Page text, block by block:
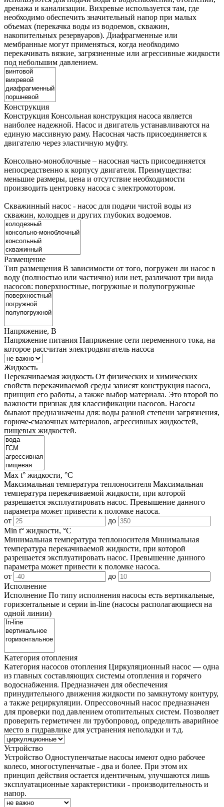
дренажа и канализации. Вихревые используется там, где
необходимо обеспечить значительный напор при малых
объемах (перекачка воды из водоемов, скважин,
накопительных резервуаров). Диафрагменные или
мембранные могут применяться, когда необходимо
перекачивать вязкие, загрязненные или агрессивные жидкости
под небольшим давлением.
Конструкция
Конструкция Консольная конструкция насоса является
наиболее надежной. Насос и двигатель устанавливаются на
единую массивную раму. Насосная часть присоединяется к
двигателю через эластичную муфту.
Консольно-моноблочные – насосная часть присоединяется
непосредственно к корпусу двигателя. Преимущества:
меньшие размеры, цена и отсутствие необходимости
производить центровку насоса с электромотором.
Скважинный насос - насос для подачи чистой воды из
скважин, колодцев и других глубоких водоемов.
Размещение
Тип размещения В зависимости от того, погружен ли насос в
воду (полностью или частично) или нет, различают три вида
насосов: поверхностные, погружные и полупогружные
Напряжение, В
Напряжение питания Напряжение сети переменного тока, на
которое рассчитан электродвигатель насоса
Жидкость
Перекачиваемая жидкость От физических и химических
свойств перекачиваемой среды зависят конструкция насоса,
принцип его работы, а также выбор материала. Это второй по
важности признак для классификации насосов. Насосы
бывают предназначены для: воды разной степени загрязнения,
горюче-смазочных материалов, агрессивных жидкостей,
пищевых жидкостей.
Max t° жидкости, °C
Максимальная температура теплоносителя Максимальная
температура перекачиваемой жидкости, при которой
разрешается эксплуатировать насос. Превышение данного
параметра может привести к поломке насоса.
от
до
Min t° жидкости, °C
Минимальная температура теплоносителя Минимальная
температура перекачиваемой жидкости, при которой
разрешается эксплуатировать насос. Превышение данного
параметра может привести к поломке насоса.
от
до
Исполнение
Исполнение По типу исполнения насосы есть вертикальные,
горизонтальные и серии in-line (насосы располагающиеся на
одной линии)
Категория отопления
Категория насосов отопления Циркуляционный насос — одна
из главных составляющих системы отопления и горячего
водоснабжения. Предназначен для обеспечения
принудительного движения жидкости по замкнутому контуру,
а также рециркуляции. Опрессовочный насос предназначен
для проверки под давлением отопительных систем. Позволяет
проверить герметичен ли трубопровод, определить аварийное
место в гидравлике для устранения неполадки и т.д.
Устройство
Устройство Одноступенчатые насосы имеют одно рабочее
колесо, многоступенчатые - два и более. При этом их
принцип действия остается идентичным, улучшаются лишь
эксплуатационные характеристики - производительность и
напор.